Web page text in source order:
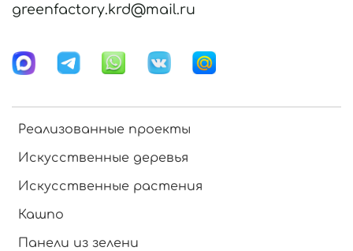
Реализованные проекты
Искусственные деревья
Искусственные растения
Кашпо
Панели из зелени
greenfactory.krd@mail.ru